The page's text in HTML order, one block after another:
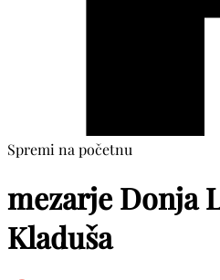
Spremi na početnu
mezarje Donja
Kladuša